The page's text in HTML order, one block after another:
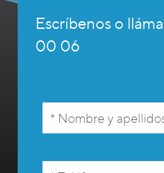
Escríbenos o
00 06